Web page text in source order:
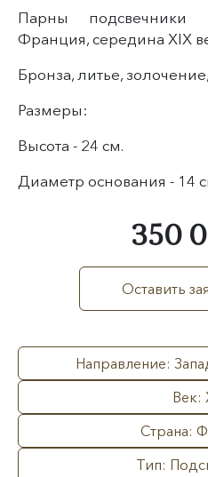
Парны подсвечники
Франция, середина XIX
Бронза, литье,
Размеры:
Высота - 24 см.
Диаметр основания - 14
350
Оставить
Направление:
Век:
Страна:
Тип: